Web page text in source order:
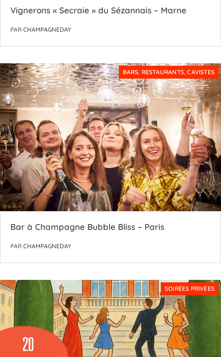
Vignerons « Secraie » du Sézannais – Marne
PAR CHAMPAGNEDAY
BARS, RESTAURANTS, CAVISTES
Bar à Champagne Bubble Bliss – Paris
PAR CHAMPAGNEDAY
SOIRÉES PRIVÉES